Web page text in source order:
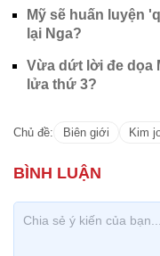
Mỹ sẽ huấn luyện
lại Nga?
Vừa dứt lời đe dọa
lửa thứ 3?
Chủ đề: Biên giới Kim